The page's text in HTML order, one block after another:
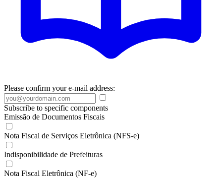
Please confirm your e-mail address:
Subscribe to specific components
Emissão de Documentos Fiscais
Nota Fiscal de Serviços Eletrônica (NFS-e)
Indisponibilidade de Prefeituras
Nota Fiscal Eletrônica (NF-e)